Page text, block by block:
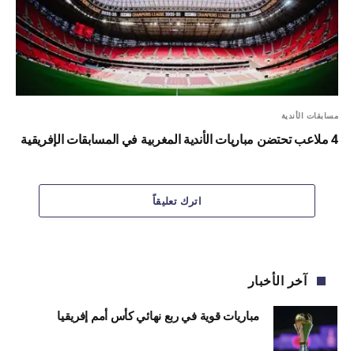
مسابقات الأندية
4 ملاعب تحتضن مباريات الأندية المغربية في المسابقات الإفريقية
اترك تعليقاً
آخر الأخبار
مباريات قوية في ربع نهائي كأس أمم إفريقيا